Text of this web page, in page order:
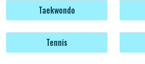
Taekwondo
Tennis